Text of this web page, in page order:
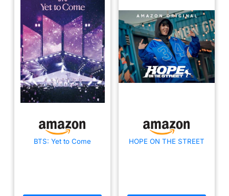
BTS: Yet to Come HOPE ON THE STREET